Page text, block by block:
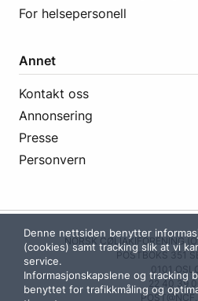
For helsepersonell
Annet
Kontakt oss
Annonsering
Presse
Personvern
NORSK CØLIAKIFORENING
POSTBOKS 351
0101
22 40 39
Denne nettsiden benytter
(cookies) samt tracking slik at vi
service.
Informasjonskapslene og tracking
benyttet for trafikkmåling og